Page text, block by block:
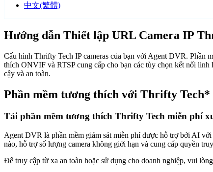
中文(繁體)
Hướng dẫn Thiết lập URL Camera IP
Cấu hình Thrifty Tech IP cameras của bạn với Agent DVR. Phần
thích ONVIF và RTSP cung cấp cho bạn các tùy chọn kết nối
cậy và an toàn.
Phần mềm tương thích với Thrifty Tech*
Tải phần mềm tương thích Thrifty Tech miễn phí
Agent DVR là phần mềm giám sát miễn phí được hỗ trợ bởi AI
nào, hỗ trợ số lượng camera không giới hạn và cung cấp quyền
Để truy cập từ xa an toàn hoặc sử dụng cho doanh nghiệp, vui